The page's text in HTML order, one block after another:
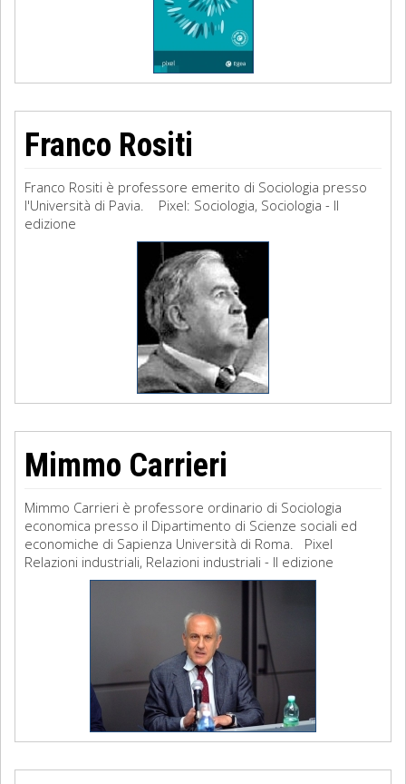
Franco Rositi
Franco Rositi è professore emerito di Sociologia presso
l'Università di Pavia. Pixel: Sociologia, Sociologia - II
edizione
Mimmo Carrieri
Mimmo Carrieri è professore ordinario di Sociologia
economica presso il Dipartimento di Scienze sociali ed
economiche di Sapienza Università di Roma. Pixel
Relazioni industriali, Relazioni industriali - II edizione